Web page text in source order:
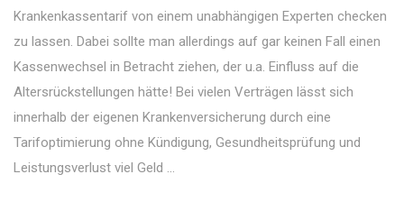
Krankenkassentarif von einem unabhängigen Experten checken
zu lassen. Dabei sollte man allerdings auf gar keinen Fall einen
Kassenwechsel in Betracht ziehen, der u.a. Einfluss auf die
Altersrückstellungen hätte! Bei vielen Verträgen lässt sich
innerhalb der eigenen Krankenversicherung durch eine
Tarifoptimierung ohne Kündigung, Gesundheitsprüfung und
Leistungsverlust viel Geld ...